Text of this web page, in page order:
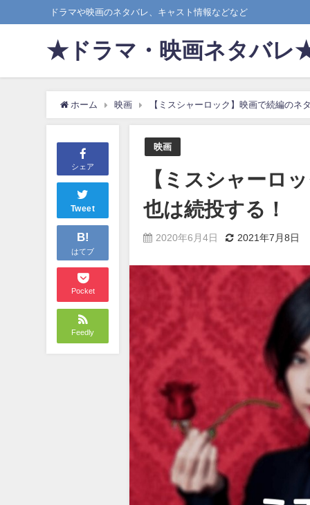
ドラマや映画のネタバレ、キャスト情報などなど
★ドラマ・映画ネタバレ
ホーム 映画 【ミスシャーロック】映画で続編のネ
シェア
Tweet
B!
はてブ
Pocket
Feedly
映画
【ミスシャーロ
也は続投する！
2020年6月4日 2021年7月8日